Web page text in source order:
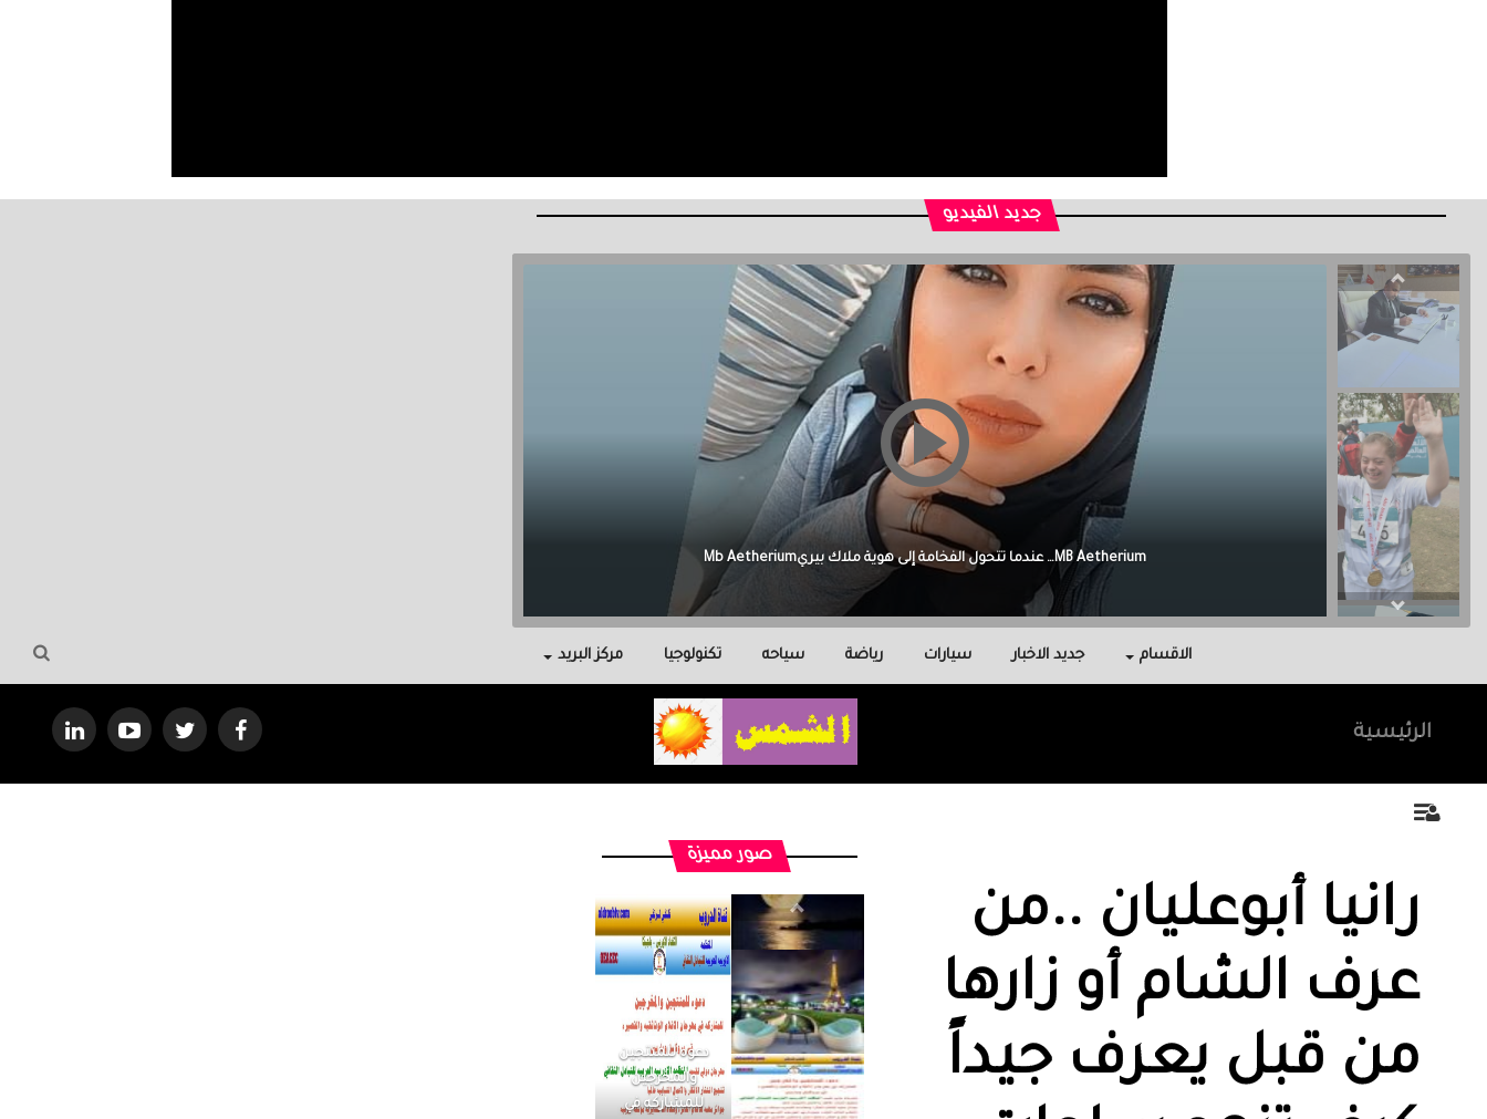
جديد الفيديو
Malak Berri وراء كل نجاح عائلة آمنت بي، واحتوتني، وكانت سندي في أصعب اللحظات.
الاقسام جديد الاخبار سيارات رياضة سياحه تكنولوجيا مركز البريد
الرئيسية
رانيا أبوعليان ..من
عرف الشام أو زارها
من قبل يعرف جيداً
صور مميزة
الرجل العظيم
يكون مطمئناً ،
يتحرر من القلق